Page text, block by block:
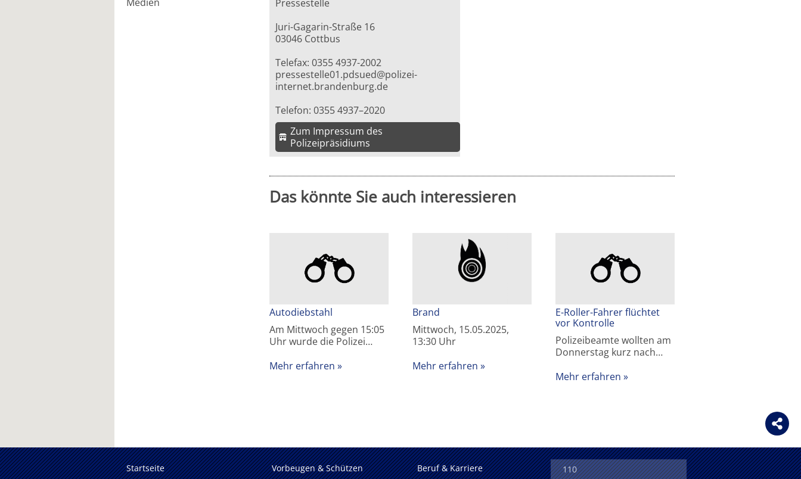
Pressestelle
Juri-Gagarin-Straße 16
03046 Cottbus
Telefax: 0355 4937-2002
pressestelle01.pdsued@polizei-
internet.brandenburg.de
Telefon: 0355 4937–2020
Zum Impressum des
Polizeipräsidiums
Das könnte Sie auch interessieren
Autodiebstahl
Am Mittwoch gegen 15:05
Uhr wurde die Polizei…
Mehr erfahren
Brand
Mittwoch, 15.05.2025,
13:30 Uhr
Mehr erfahren
E-Roller-Fahrer flüchtet
vor Kontrolle
Polizeibeamte wollten am
Donnerstag kurz nach…
Mehr erfahren
Startseite
Vorbeugen & Schützen
Beruf & Karriere
110